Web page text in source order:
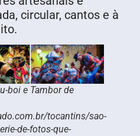
circular, cantos e à
boi e Tambor de
tocantins/sao-
de-fotos-que-